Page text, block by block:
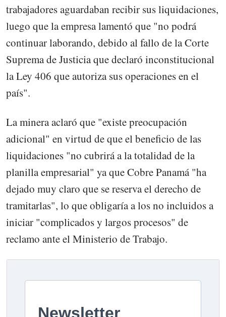
trabajadores aguardaban recibir sus liquidaciones,
luego que la empresa lamentó que "no podrá
continuar laborando, debido al fallo de la Corte
Suprema de Justicia que declaró inconstitucional
la Ley 406 que autoriza sus operaciones en el
país".
La minera aclaró que "existe preocupación
adicional" en virtud de que el beneficio de las
liquidaciones "no cubrirá a la totalidad de la
planilla empresarial" ya que Cobre Panamá "ha
dejado muy claro que se reserva el derecho de
tramitarlas", lo que obligaría a los no incluidos a
iniciar "complicados y largos procesos" de
reclamo ante el Ministerio de Trabajo.